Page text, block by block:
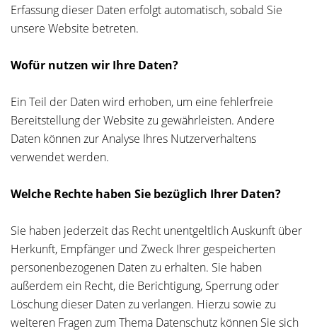
Erfassung dieser Daten erfolgt automatisch, sobald Sie
unsere Website betreten.
Wofür nutzen wir Ihre Daten?
Ein Teil der Daten wird erhoben, um eine fehlerfreie
Bereitstellung der Website zu gewährleisten. Andere
Daten können zur Analyse Ihres Nutzerverhaltens
verwendet werden.
Welche Rechte haben Sie bezüglich Ihrer Daten?
Sie haben jederzeit das Recht unentgeltlich Auskunft über
Herkunft, Empfänger und Zweck Ihrer gespeicherten
personenbezogenen Daten zu erhalten. Sie haben
außerdem ein Recht, die Berichtigung, Sperrung oder
Löschung dieser Daten zu verlangen. Hierzu sowie zu
weiteren Fragen zum Thema Datenschutz können Sie sich